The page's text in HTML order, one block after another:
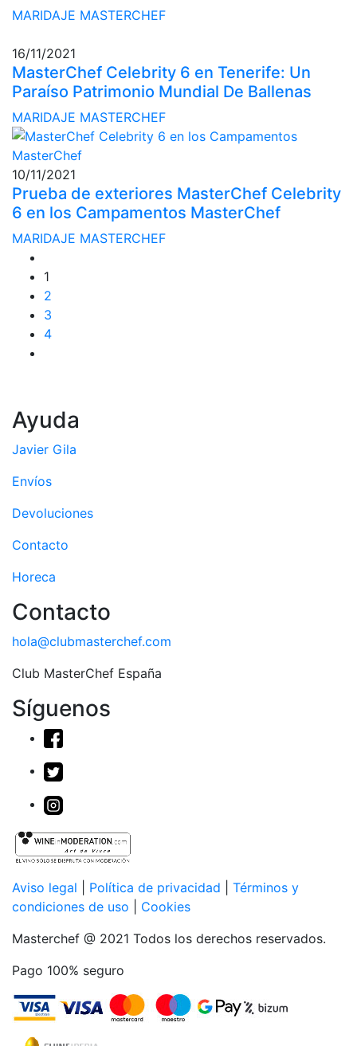
MARIDAJE MASTERCHEF
16/11/2021
MasterChef Celebrity 6 en Tenerife: Un
Paraíso Patrimonio Mundial De Ballenas
MARIDAJE MASTERCHEF
10/11/2021
Prueba de exteriores MasterChef Celebrity
6 en los Campamentos MasterChef
MARIDAJE MASTERCHEF
1
2
3
4
Ayuda
Javier Gila
Envíos
Devoluciones
Contacto
Horeca
Contacto
hola@clubmasterchef.com
Club MasterChef España
Síguenos
Aviso legal Política de privacidad
Términos y
condiciones de uso
Cookies
Masterchef @ 2021 Todos los derechos reservados.
Pago 100% seguro